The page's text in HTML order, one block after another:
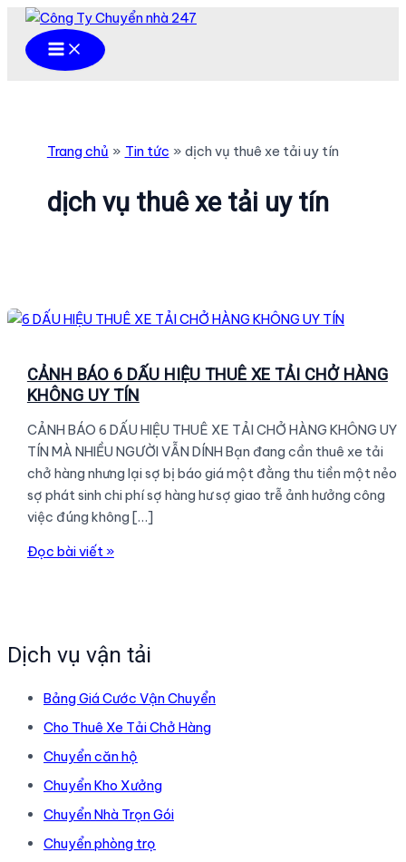
Nhảy
Main
Menu
Trang chủ Tin tức dịch vụ thuê xe tải uy tín
dịch vụ thuê xe tải uy tín
CẢNH BÁO 6 DẤU HIỆU THUÊ XE TẢI CHỞ HÀNG
KHÔNG UY TÍN
CẢNH BÁO 6 DẤU HIỆU THUÊ XE TẢI CHỞ HÀNG KHÔNG UY
TÍN MÀ NHIỀU NGƯỜI VẪN DÍNH Bạn đang cần thuê xe tải
chở hàng nhưng lại sợ bị báo giá một đằng thu tiền một nẻo
sợ phát sinh chi phí sợ hàng hư sợ giao trễ ảnh hưởng công
việc đúng không […]
CẢNH
THUÊ
TẢI
CHỞ
KHÔNG
UY
TÍN
Đọc bài viết »
Dịch vụ vận tải
Bảng Giá Cước Vận Chuyển
Cho Thuê Xe Tải Chở Hàng
Chuyển căn hộ
Chuyển Kho Xưởng
Chuyển Nhà Trọn Gói
Chuyển phòng trọ